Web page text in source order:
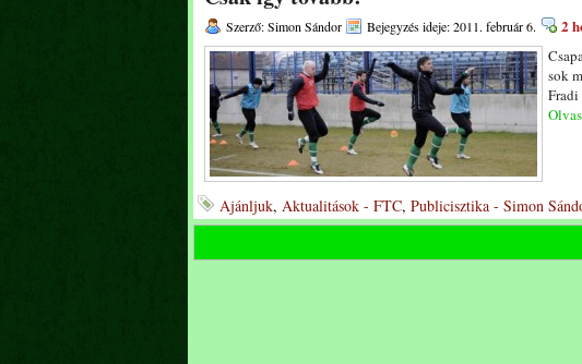
Az FTC Baráti Kör 2025. októberi
összejövetel
Szerző: Simon Sándor Bejegyzés ideje: 2011. február 6. 2
sok
Ajánljuk, Aktualitások - FTC, Publicisztika - Simon